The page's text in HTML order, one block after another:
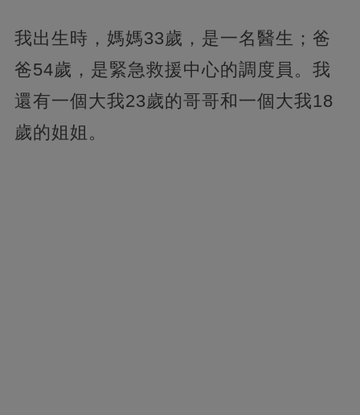
我出生時，媽媽33歲，是一名醫生；爸
爸54歲，是緊急救援中心的調度員。我
還有一個大我23歲的哥哥和一個大我18
歲的姐姐。